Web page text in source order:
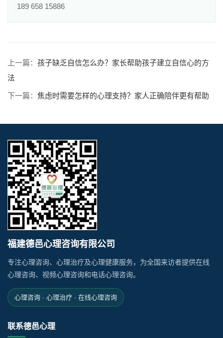
189 658 15886
上一篇： 孩子缺乏自信怎么办？家长帮助孩子建立自信心的方
法
下一篇： 焦虑时需要怎样的心理支持？家人正确陪伴更有帮助
福建德邑心理咨询有限公司
专注心理咨询、心理治疗及心理健康服务，为全国来访者提供在线
心理咨询、视频心理咨询和电话心理咨询。
心理咨询 · 心理治疗 · 在线心理咨询
联系德邑心理